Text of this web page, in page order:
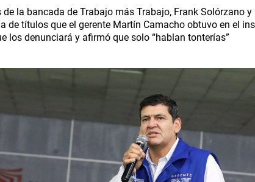
de la bancada de Trabajo más Trabajo, Frank Solórzano
de títulos que el gerente Martín Camacho obtuvo en el
los denunciará y afirmó que solo “hablan tonterías”